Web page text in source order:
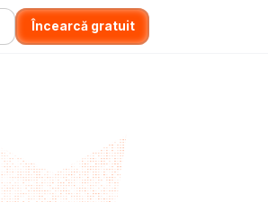
Încearcă gratuit